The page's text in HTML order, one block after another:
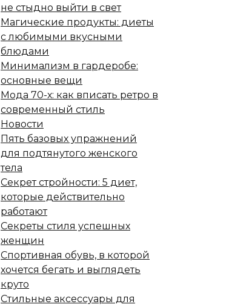
не стыдно выйти в свет
Магические продукты: диеты
с любимыми вкусными
блюдами
Минимализм в гардеробе:
основные вещи
Мода 70-х: как вписать ретро в
современный стиль
Новости
Пять базовых упражнений
для подтянутого женского
тела
Секрет стройности: 5 диет,
которые действительно
работают
Секреты стиля успешных
женщин
Спортивная обувь, в которой
хочется бегать и выглядеть
круто
Стильные аксессуары для